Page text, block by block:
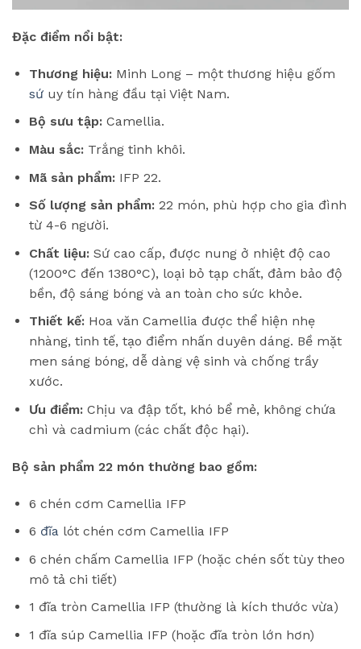
Đặc điểm nổi bật:
Thương hiệu:Minh Long – một thương hiệu gốm
sứuy tín hàng đầu tại Việt Nam.
Bộ sưu tập:Camellia.
Màu sắc:Trắng tinh khôi.
Mã sản phẩm:IFP 22.
Số lượng sản phẩm:22 món, phù hợp cho gia đình
từ 4-6 người.
Chất liệu:Sứ cao cấp, được nung ở nhiệt độ cao
(1200°C đến 1380°C), loại bỏ tạp chất, đảm bảo độ
bền, độ sáng bóng và an toàn cho sức khỏe.
Thiết kế:Hoa văn Camellia được thể hiện nhẹ
nhàng, tinh tế, tạo điểm nhấn duyên dáng. Bề mặt
men sáng bóng, dễ dàng vệ sinh và chống trầy
xước.
Ưu điểm:Chịu va đập tốt, khó bể mẻ, không chứa
chì và cadmium (các chất độc hại).
Bộ sản phẩm 22 món thường bao gồm:
6 chén cơm Camellia IFP
6 đĩalót chén cơm Camellia IFP
6 chén chấm Camellia IFP (hoặc chén sốt tùy theo
mô tả chi tiết)
1 đĩa tròn Camellia IFP (thường là kích thước vừa)
1 đĩa súp Camellia IFP (hoặc đĩa tròn lớn hơn)